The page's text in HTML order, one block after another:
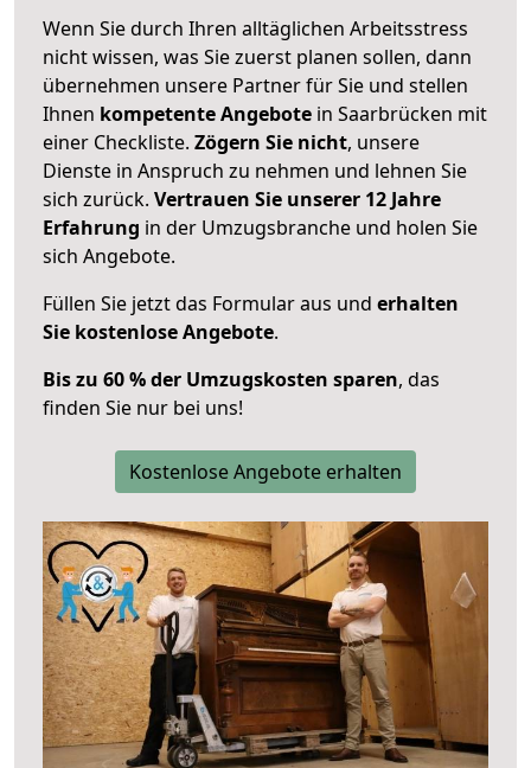
Wenn Sie durch Ihren alltäglichen Arbeitsstress
nicht wissen, was Sie zuerst planen sollen, dann
übernehmen unsere Partner für Sie und stellen
Ihnen kompetente Angebote in Saarbrücken mit
einer Checkliste. Zögern Sie nicht, unsere
Dienste in Anspruch zu nehmen und lehnen Sie
sich zurück. Vertrauen Sie unserer 12 Jahre
Erfahrung in der Umzugsbranche und holen Sie
sich Angebote.
Füllen Sie jetzt das Formular aus und erhalten
Sie kostenlose Angebote.
Bis zu 60 % der Umzugskosten sparen, das
finden Sie nur bei uns!
Kostenlose Angebote erhalten